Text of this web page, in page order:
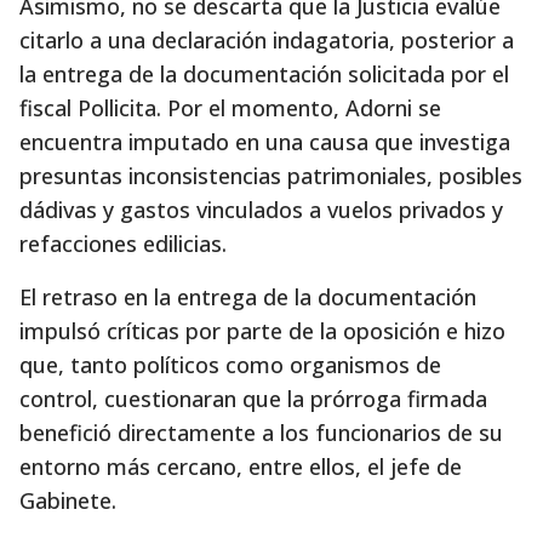
Asimismo, no se descarta que la Justicia evalúe
citarlo a una declaración indagatoria, posterior a
la entrega de la documentación solicitada por el
fiscal Pollicita. Por el momento, Adorni se
encuentra imputado en una causa que investiga
presuntas inconsistencias patrimoniales, posibles
dádivas y gastos vinculados a vuelos privados y
refacciones edilicias.
El retraso en la entrega de la documentación
impulsó críticas por parte de la oposición e hizo
que, tanto políticos como organismos de
control, cuestionaran que la prórroga firmada
benefició directamente a los funcionarios de su
entorno más cercano, entre ellos, el jefe de
Gabinete.